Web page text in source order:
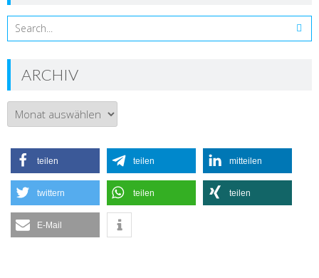
ARCHIV
Archiv
teilen teilen mitteilen
twittern teilen teilen
E-Mail